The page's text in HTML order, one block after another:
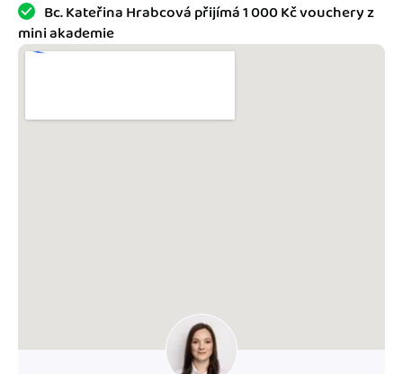
Bc. Kateřina Hrabcová přijímá 1 000 Kč vouchery z
mini akademie